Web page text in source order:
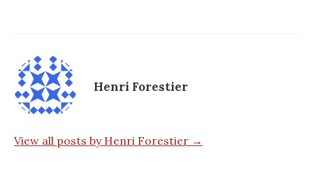
Henri Forestier
View all posts by Henri Forestier →